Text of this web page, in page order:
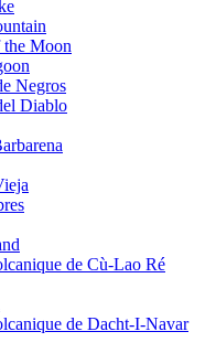
the Moon
Negros
Diablo
de Cù-Lao Ré
de Dacht-I-Navar